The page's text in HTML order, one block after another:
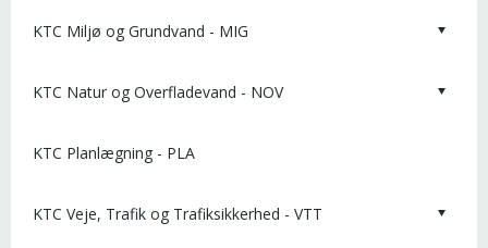
KTC Miljø og Grundvand - MIG
KTC Natur og Overfladevand - NOV
KTC Planlægning - PLA
KTC Veje, Trafik og Trafiksikkerhed - VTT